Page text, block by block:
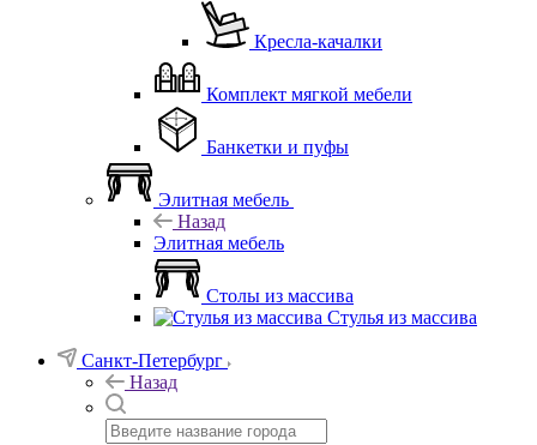
Кресла-качалки
Комплект мягкой мебели
Банкетки и пуфы
Элитная мебель
Назад
Элитная мебель
Столы из массива
Стулья из массива
Санкт-Петербург
Назад